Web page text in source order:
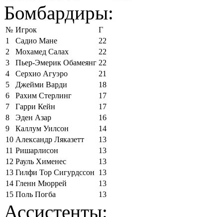
Бомбардиры:
№ Игрок
Г
1
Садио Мане
22
2
Мохамед Салах
22
3
Пьер-Эмерик Обамеянг 22
4
Серхио Агуэро
21
5
Джейми Варди
18
6
Рахим Стерлинг
17
7
Гарри Кейн
17
8
Эден Азар
16
9
Каллум Уилсон
14
10 Александр Ляказетт
13
11 Ришарлисон
13
12 Рауль Хименес
13
13 Гилфи Тор Сигурдссон 13
14 Гленн Мюррей
13
15 Поль Погба 13
Ассистенты: